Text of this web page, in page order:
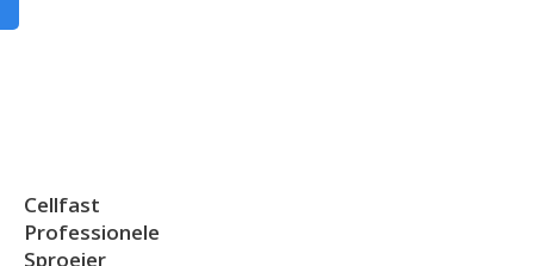
Cellfast
Professionele
Sproeier